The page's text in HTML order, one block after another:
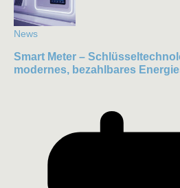
News
Smart Meter –
modernes, bezahlbares